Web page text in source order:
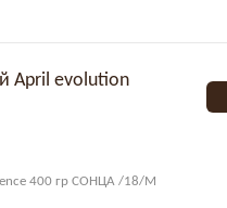
April evolution
400 гр СОНЦА /18/М